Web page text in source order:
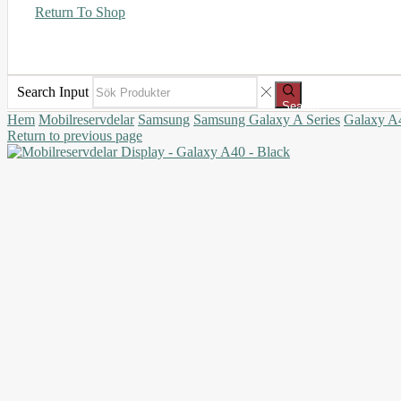
Return To Shop
Search Input
Search
Hem Mobilreservdelar Samsung Samsung Galaxy A Series Galaxy
Return to previous page